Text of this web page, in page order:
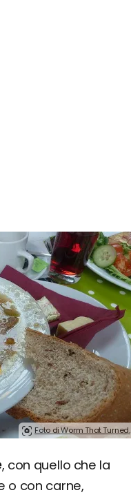
Foto di Worm That Turned.
, con quello che la
o con carne,